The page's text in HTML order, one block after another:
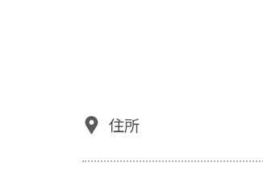
住所